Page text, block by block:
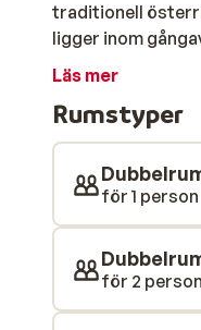
traditionell
ligger inom
350 meter bort.
medresenärer
ingår.
Läs mer
Rumstyper
för 1 person
för 2